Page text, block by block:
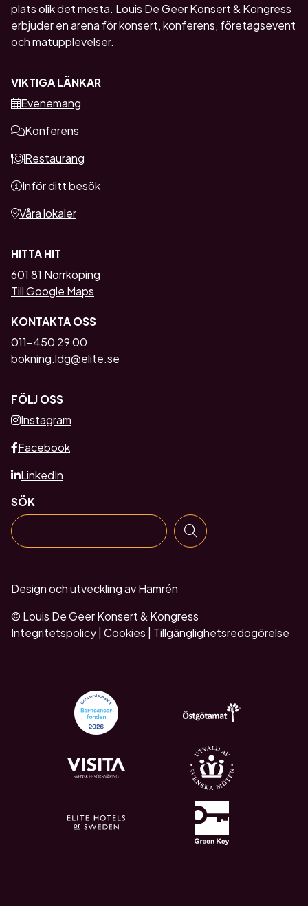
plats olik det mesta. Louis De Geer Konsert & Kongress
erbjuder en arena för konsert, konferens, företagsevent
och matupplevelser.
VIKTIGA LÄNKAR
Evenemang
Konferens
Restaurang
Inför ditt besök
Våra lokaler
HITTA HIT
601 81 Norrköping
Till Google Maps
KONTAKTA OSS
011-450 29 00
bokning.ldg@elite.se
FÖLJ OSS
Instagram
Facebook
LinkedIn
SÖK
Design och utveckling avHamrén
© Louis De Geer Konsert & Kongress
Integritetspolicy| Cookies | Tillgänglighetsredogörelse